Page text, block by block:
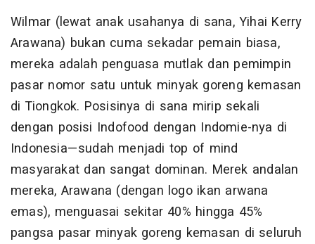
Wilmar (lewat anak usahanya di sana, Yihai Kerry
Arawana) bukan cuma sekadar pemain biasa,
mereka adalah penguasa mutlak dan pemimpin
pasar nomor satu untuk minyak goreng kemasan
di Tiongkok. Posisinya di sana mirip sekali
dengan posisi Indofood dengan Indomie-nya di
Indonesia—sudah menjadi top of mind
masyarakat dan sangat dominan. Merek andalan
mereka, Arawana (dengan logo ikan arwana
emas), menguasai sekitar 40% hingga 45%
pangsa pasar minyak goreng kemasan di seluruh